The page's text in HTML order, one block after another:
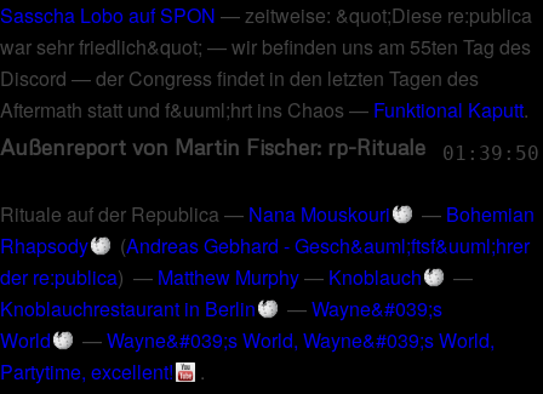
Sasscha Lobo auf SPON —zeitweise: &quot;Diese re:publica
war sehr friedlich&quot; —wir befinden uns am 55ten Tag des
Discord —der Congress findet in den letzten Tagen des
Aftermath statt und f&uuml;hrt ins Chaos — Funktional Kaputt.
Außenreport von Martin Fischer: rp-Rituale 01:39:50
Rituale auf der Republica— Nana Mouskouri — Bohemian
Rhapsody
(Andreas Gebhard - Gesch&auml;ftsf&uuml;hrer
der re:publica) — Matthew Murphy— Knoblauch
—
Knoblauchrestaurant in Berlin
—Wayne&#039;s
World
—Wayne&#039;s World, Wayne&#039;s World,
Partytime, excellent!
.